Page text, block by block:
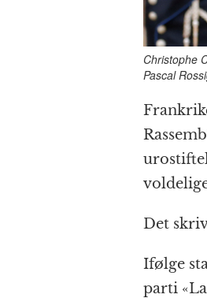
Christophe
Pascal
Det
Ifølge
parti